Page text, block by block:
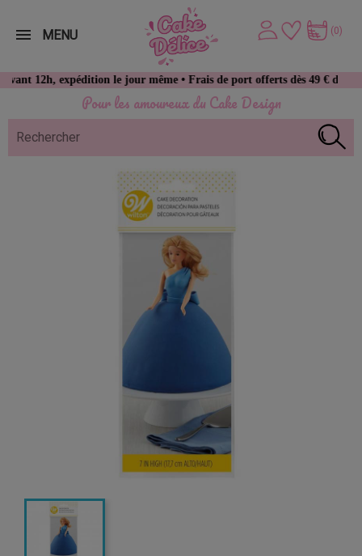
Pour les amoureux du Cake Design
12h, expédition le jour même • Frais de port offerts dès 49 € d’achat
(0)
MENU